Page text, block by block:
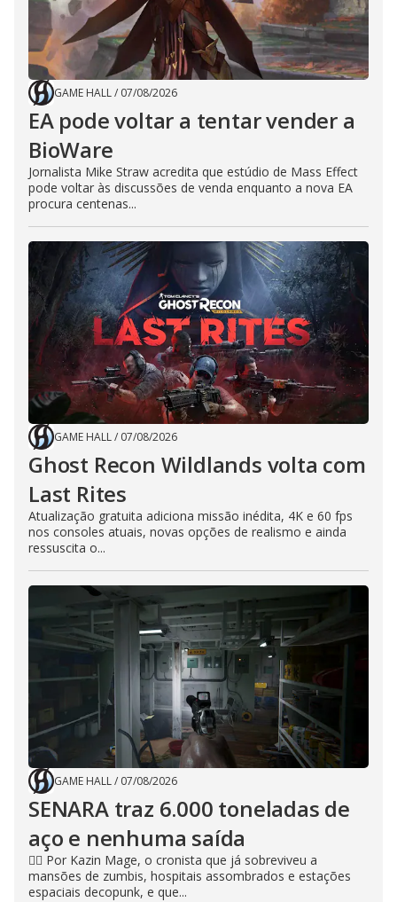
GAME HALL/ 07/08/2026
EA pode voltar a tentar vender a
BioWare
Jornalista Mike Straw acredita que estúdio de Mass Effect
pode voltar às discussões de venda enquanto a nova EA
procura centenas...
GAME HALL/ 07/08/2026
Ghost Recon Wildlands volta com
Last Rites
Atualização gratuita adiciona missão inédita, 4K e 60 fps
nos consoles atuais, novas opções de realismo e ainda
ressuscita o...
GAME HALL/ 07/08/2026
SENARA traz 6.000 toneladas de
aço e nenhuma saída
🧙‍♂️ Por Kazin Mage, o cronista que já sobreviveu a
mansões de zumbis, hospitais assombrados e estações
espaciais decopunk, e que...